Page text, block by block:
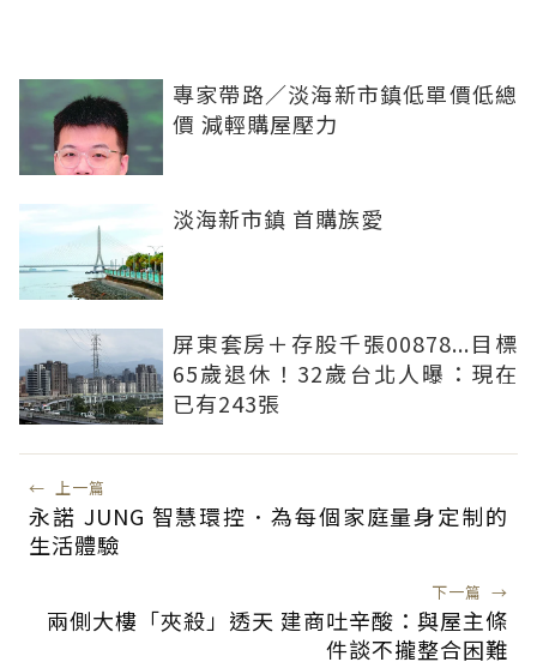
專家帶路／淡海新市鎮低單價低總
價 減輕購屋壓力
淡海新市鎮 首購族愛
屏東套房＋存股千張00878...目標
65歲退休！32歲台北人曝：現在
已有243張
← 上一篇
永諾 JUNG 智慧環控．為每個家庭量身定制的
生活體驗
下一篇 →
兩側大樓「夾殺」透天 建商吐辛酸：與屋主條
件談不攏整合困難